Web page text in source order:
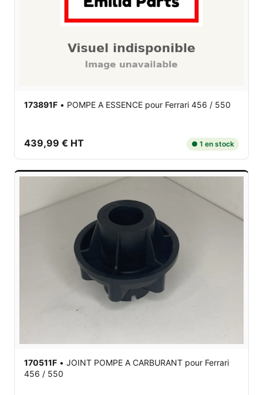
173891F • POMPE A ESSENCE pour Ferrari 456 / 550
439,99 € HT ● 1 en stock
170511F • JOINT POMPE A CARBURANT pour Ferrari
456 / 550